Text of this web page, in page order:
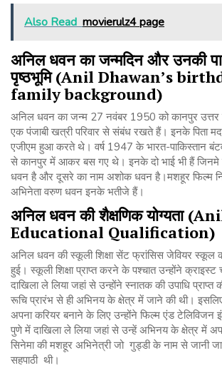
Also Read movierulz4 page
अनिल धवन का जन्मदिन और उनकी
पृष्ठभूमि(Anil Dhawan’s
family background)
अनिल धवन का जन्म 27 नवंबर 1950 को कानपुर
एक पंजाबी खत्री परिवार से संबंध रखते हैं। इनके पिता
एजीएम हुआ करते थे। वर्ष 1947 के भारत-पाकिस्तान
से कानपुर में आकर बस गए थे। इनके दो भाई भी हैं जिनमे
धवन है और दूसरे का नाम अशोक धवन है।मशहूर फिल्म
अभिनेता वरुण धवन इनके भतीजे हैं।
अनिल धवन की शैक्षणिक योग्यता
Educational Qualification)
अनिल धवन की स्कूली शिक्षा सेंट फ्रांसिस जेवियर स्कूल
हुई। स्कूली शिक्षा प्राप्त करने के पश्चात उन्होंने
दाखिला ले लिया जहां से उन्होंने स्नातक की उपाधि
रूचि प्रारंभ से ही अभिनय के क्षेत्र में जाने की थी।
अपना करियर बनाने के लिए उन्होंने फिल्म एंड टेलिविजन
पुणे में दाखिला ले लिया जहां से उन्हें अभिनय के क्षेत्र में
सिनेमा की मशहूर अभिनेत्री जो गुड्डी के नाम से जानी
सहपाठी थी।